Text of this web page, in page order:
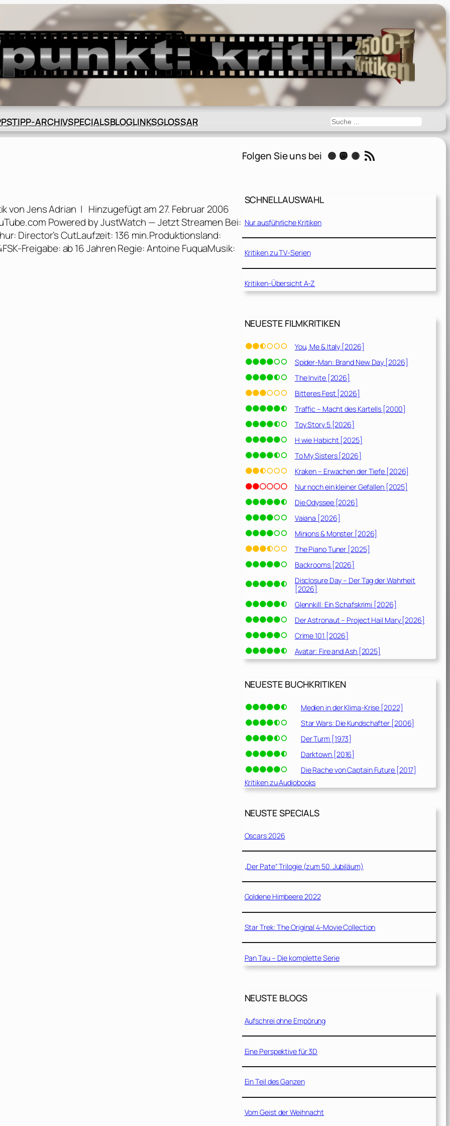
TIPP-ARCHIVSPECIALSBLOGLINKSGLOSSAR Suchen
von Jens Adrian | Hinzugefügt am 27. Februar 2006
Powered by JustWatch — Jetzt Streamen Bei:
Director’s CutLaufzeit: 136 min.Produktionsland:
Freigabe: ab 16 Jahren Regie: Antoine FuquaMusik:
Folgen Sie uns bei Instagram Mastodon Threads RSS-Feed
SCHNELLAUSWAHL
Nur ausführliche Kritiken
Kritiken zu TV-Serien
Kritiken-Übersicht A-Z
NEUESTE FILMKRITIKEN
You, Me & Italy [2026]
Spider-Man: Brand New Day [2026]
The Invite [2026]
Bitteres Fest [2026]
Traffic – Macht des Kartells [2000]
Toy Story 5 [2026]
H wie Habicht [2025]
To My Sisters [2026]
Kraken – Erwachen der Tiefe [2026]
Nur noch ein kleiner Gefallen [2025]
Die Odyssee [2026]
Vaiana [2026]
Minions & Monster [2026]
The Piano Tuner [2025]
Backrooms [2026]
Disclosure Day – Der Tag der Wahrheit
[2026]
Glennkill: Ein Schafskrimi [2026]
Der Astronaut – Project Hail Mary [2026]
Crime 101 [2026]
Avatar: Fire and Ash [2025]
NEUESTE BUCHKRITIKEN
Medien in der Klima-Krise [2022]
Star Wars: Die Kundschafter [2006]
Der Turm [1973]
Darktown [2016]
Die Rache von Captain Future [2017]
Kritiken zu Audiobooks
NEUSTE SPECIALS
Oscars 2026
„Der Pate“ Trilogie (zum 50. Jubiläum)
Goldene Himbeere 2022
Star Trek: The Original 4-Movie Collection
Pan Tau – Die komplette Serie
NEUSTE BLOGS
Aufschrei ohne Empörung
Eine Perspektive für 3D
Ein Teil des Ganzen
Vom Geist der Weihnacht